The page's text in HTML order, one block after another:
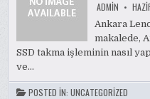
ADMIN
Ankara
makalede,
SSD takma işleminin nasıl
ve…
POSTED IN:UNCATEGORIZED